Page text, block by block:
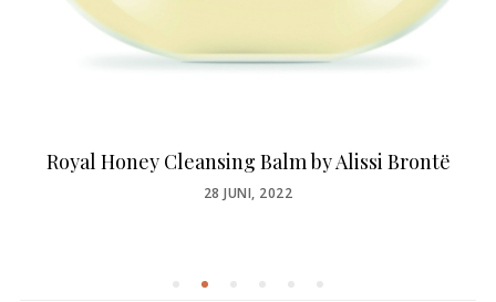
Royal Honey Cleansing Balm by Alissi Brontë
POSTED
28 JUNI, 2022